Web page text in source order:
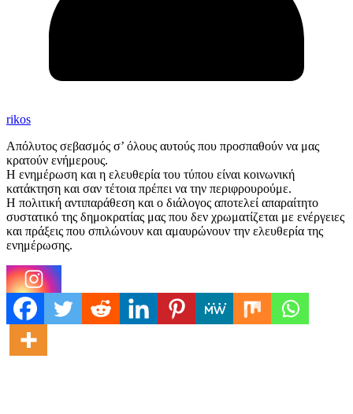
rikos
Απόλυτος σεβασμός σ’ όλους αυτούς που προσπαθούν να μας
κρατούν ενήμερους.
Η ενημέρωση και η ελευθερία του τύπου είναι κοινωνική
κατάκτηση και σαν τέτοια πρέπει να την περιφρουρούμε.
Η πολιτική αντιπαράθεση και ο διάλογος αποτελεί απαραίτητο
συστατικό της δημοκρατίας μας που δεν χρωματίζεται με ενέργειες
και πράξεις που σπιλώνουν και αμαυρώνουν την ελευθερία της
ενημέρωσης.